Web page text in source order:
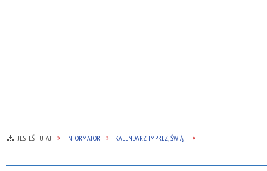
JESTEŚ TUTAJ INFORMATOR KALENDARZ IMPREZ, ŚWIĄT